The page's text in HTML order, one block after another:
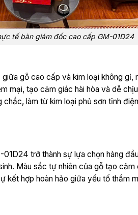
tế bàn giám đốc cao cấp GM-01D24
gỗ cao cấp và kim loại không gỉ,
mại, tạo cảm giác hài hòa và dễ
làm từ kim loại phủ sơn tĩnh
trở thành sự lựa chọn hàng
Màu sắc tự nhiên của gỗ tạo
kết hợp hoàn hảo giữa yếu tố thẩm